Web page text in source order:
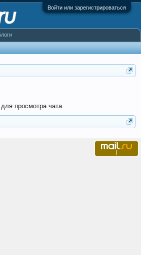
Войти или зарегистрироваться
просмотра чата.